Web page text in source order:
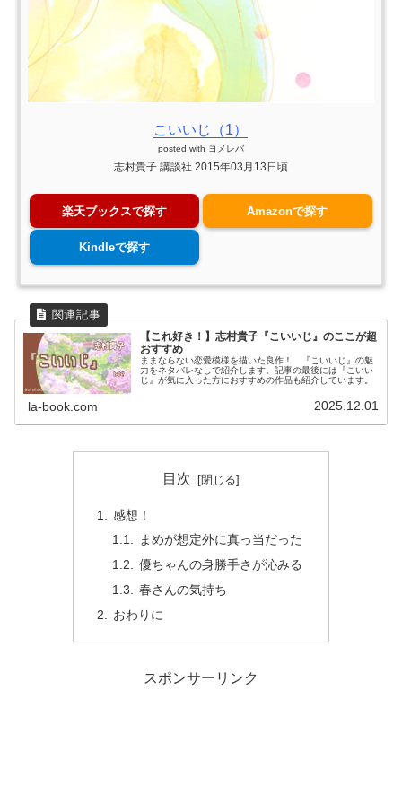
こいいじ（1）
posted with ヨメレバ
志村貴子 講談社 2015年03月13日頃
楽天ブックスで探す Amazonで探す
Kindleで探す
【これ好き！】志村貴子『こいいじ』のここが超
おすすめ
ままならない恋愛模様を描いた良作！ 『こいいじ』の魅
力をネタバレなしで紹介します。記事の最後には『こいい
じ』が気に入った方におすすめの作品も紹介しています。
la-book.com 2025.12.01
目次
感想！
まめが想定外に真っ当だった
優ちゃんの身勝手さが沁みる
春さんの気持ち
おわりに
スポンサーリンク